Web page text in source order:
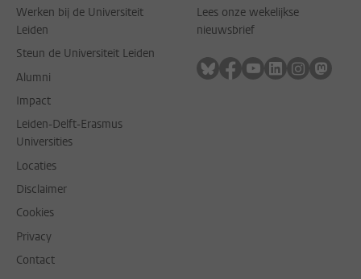
Werken bij de Universiteit
Leiden
Steun de Universiteit Leiden
Alumni
Impact
Leiden-Delft-Erasmus
Universities
Locaties
Disclaimer
Cookies
Privacy
Contact
Lees onze wekelijkse
nieuwsbrief
Volg ons op bluesky
Volg ons op facebook
Volg ons op
Volg ons op
Volg ons
Volg